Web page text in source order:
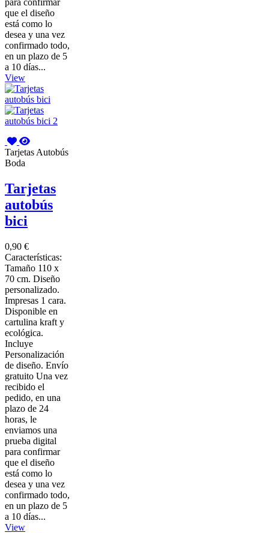
para confirmar
que el diseño
está como lo
desea y una vez
confirmado todo,
en un plazo de 5
a 10 días...
View
Tarjetas Autobús
Boda
Tarjetas
autobús
bici
0,90 €
Características:
Tamaño 110 x
70 cm. Diseño
personalizado.
Impresas 1 cara.
Disponible en
cartulina kraft y
ecológica.
Incluye
Personalización
de diseño. Envío
gratuito Una vez
recibido el
pedido, en una
plazo de 24
horas, le
enviamos una
prueba digital
para confirmar
que el diseño
está como lo
desea y una vez
confirmado todo,
en un plazo de 5
a 10 días...
View